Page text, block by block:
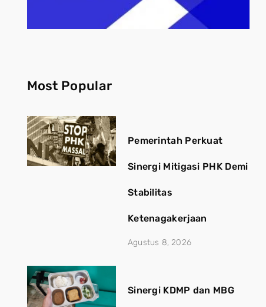
Most Popular
Pemerintah Perkuat
Sinergi Mitigasi PHK Demi
Stabilitas
Ketenagakerjaan
Agustus 8, 2026
Sinergi KDMP dan MBG